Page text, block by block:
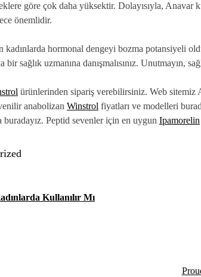
göre çok daha yüksektir. Dolayısıyla,
önemlidir.
kadınlarda hormonal dengeyi bozma potansiyeli
sağlık uzmanına danışmalısınız. Unutmayın,
ürünlerinden sipariş verebilirsiniz. Web sitemiz
anabolizan Winstrol fiyatları ve modelleri
buradayız. Peptid sevenler için en uygun Ipamorelin
Kullanılır Mı